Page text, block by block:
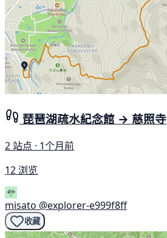
琵琶湖疏水紀念館 → 慈照寺
2 站点 · 1个月前
12 浏览
misato @explorer-e999f8ff
收藏